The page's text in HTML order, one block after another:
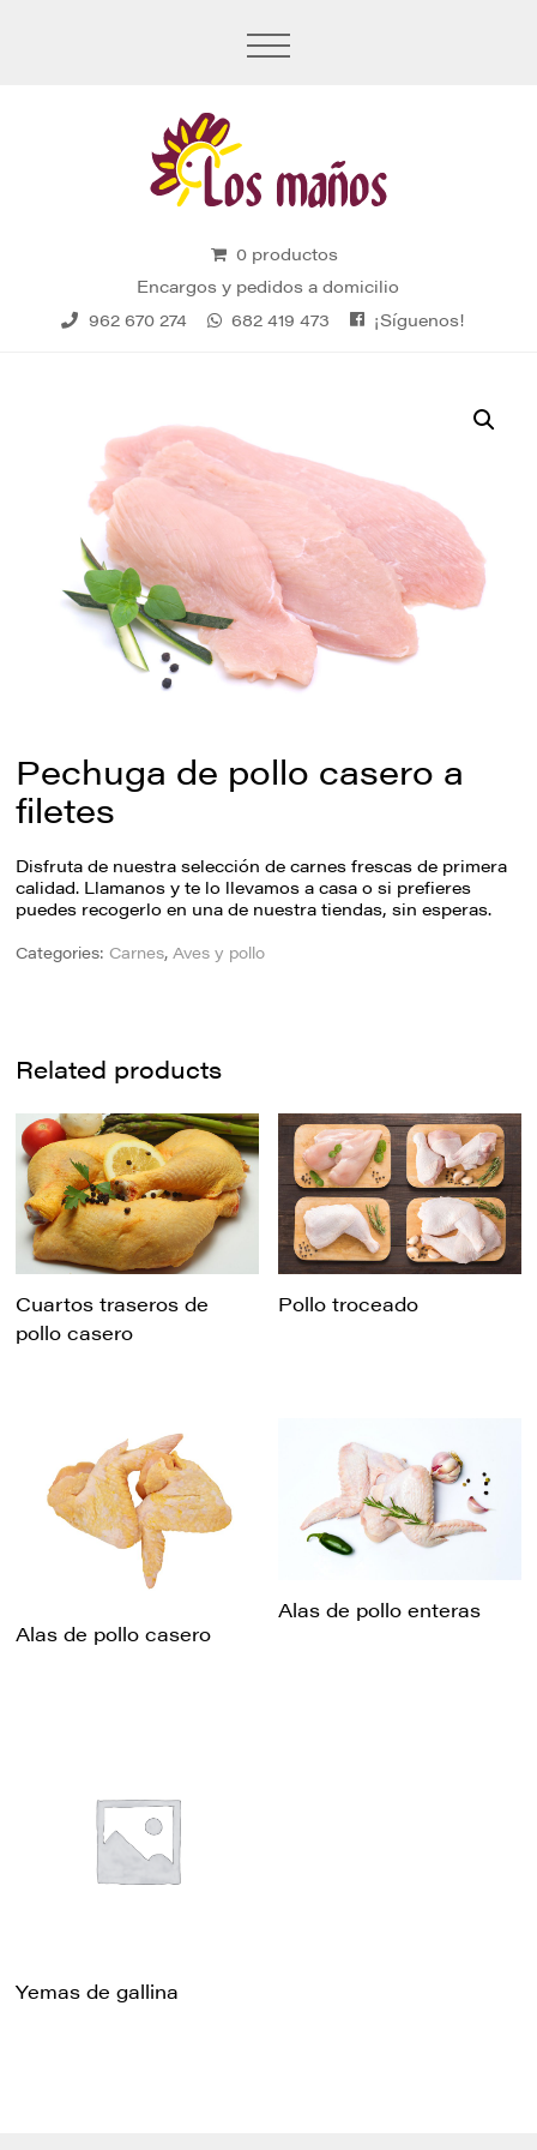
0 productos
Encargos y pedidos a domicilio
962 670 274
682 419 473 ¡Síguenos!
Pechuga de pollo casero a
filetes
Disfruta de nuestra selección de carnes frescas de primera
calidad. Llamanos y te lo llevamos a casa o si prefieres
puedes recogerlo en una de nuestra tiendas, sin esperas.
Categories:Carnes, Aves y pollo
Related products
Cuartos traseros de
pollo casero
Pollo troceado
Alas de pollo casero
Alas de pollo enteras
Yemas de gallina